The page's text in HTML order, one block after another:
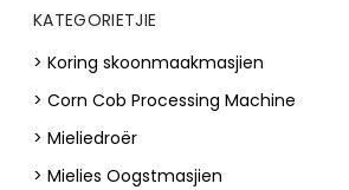
KATEGORIETJIE
> Koring skoonmaakmasjien
> Corn Cob Processing Machine
> Mieliedroër
> Mielies Oogstmasjien